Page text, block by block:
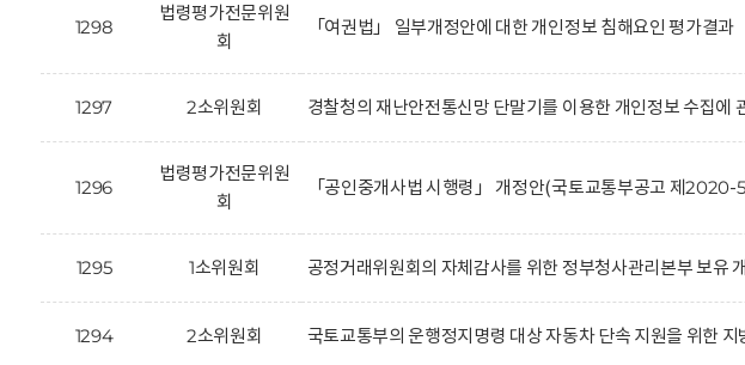
1298
법령평가전문위원
회
「여권법」 일부개정안에 대한 개인정보 침해요인 평가결과
1297 2소위원회 경찰청의 재난안전통신망 단말기를 이용한 개인정보 수집에
1296
법령평가전문위원
회
「공인중개사법 시행령」 개정안(국토교통부공고 제2020-
1295 1소위원회 공정거래위원회의 자체감사를 위한 정부청사관리본부 보유
1294 2소위원회 국토교통부의 운행정지명령 대상 자동차 단속 지원을 위한